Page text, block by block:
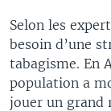
Selon les
besoin d’une
tabagisme. En
population a
jouer un grand